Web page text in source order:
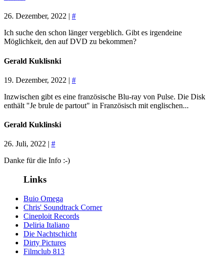
26. Dezember, 2022 | #
Ich suche den schon länger vergeblich. Gibt es irgendeine
Möglichkeit, den auf DVD zu bekommen?
Gerald Kuklisnki
19. Dezember, 2022 | #
Inzwischen gibt es eine französische Blu-ray von Pulse. Die Disk
enthält "Je brule de partout" in Französisch mit englischen...
Gerald Kuklinski
26. Juli, 2022 | #
Danke für die Info :-)
Links
Buio Omega
Chris' Soundtrack Corner
Cineploit Records
Deliria Italiano
Die Nachtschicht
Dirty Pictures
Filmclub 813